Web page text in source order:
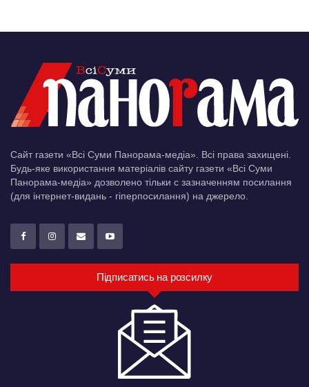
Сайт газети «Всі Суми Панорама-медіа». Всі права захищені.
Будь-яке використання матеріалів сайту газети «Всі Суми
Панорама-медіа» дозволено тільки c зазначенням посилання
(для інтернет-видань - гіперпосилання) на джерело.
Підписатись на розсилку